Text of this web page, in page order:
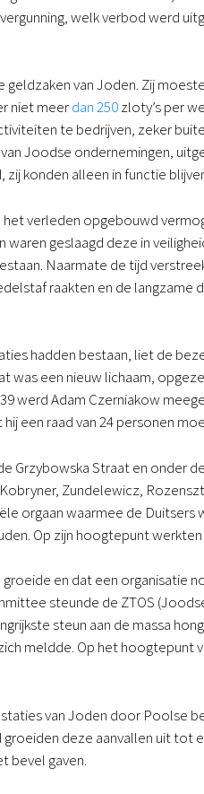
welk verbod werd
van Joden. Zij
niet meerdan 250zloty’s per
te bedrijven, zeker
Joodse ondernemingen,
konden alleen in functie
verleden opgebouwd
geslaagd deze in
Naarmate de tijd
raakten en de langzame
hadden bestaan, liet de
was een nieuw lichaam,
werd Adam Czerniakow
een raad van 24 personen
Grzybowska Straat en onder
Zundelewicz,
orgaan waarmee de
Op zijn hoogtepunt
en dat een organisatie
steunde de ZTOS
steun aan de massa
meldde. Op het hoogtepunt
van Joden door Poolse
deze aanvallen uit tot
bevel gaven.